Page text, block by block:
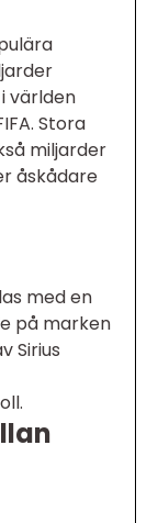
världen
Stora
miljarder
åskådare
med en
på marken
Sirius